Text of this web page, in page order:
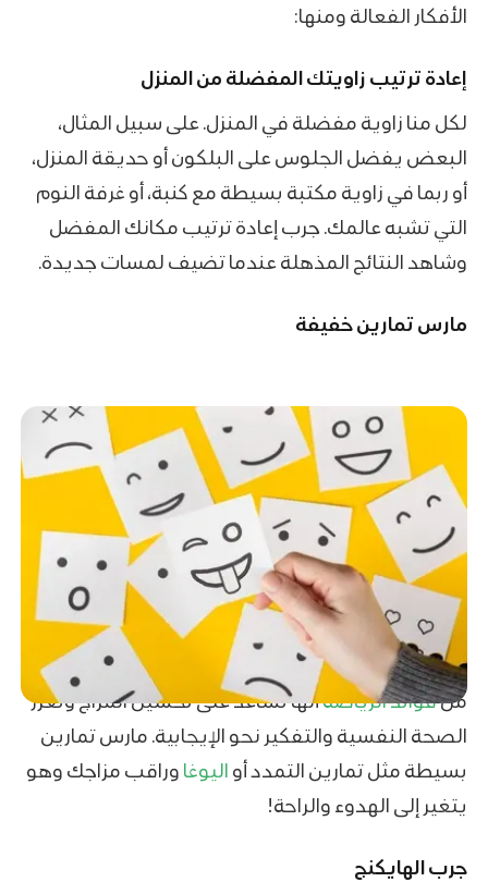
الأفكار الفعالة ومنها:
إعادة ترتيب زاويتك المفضلة من المنزل
لكل منا زاوية مفضلة في المنزل. على سبيل المثال،
البعض يفضل الجلوس على البلكون أو حديقة المنزل،
أو ربما في زاوية مكتبة بسيطة مع كنبة، أو غرفة النوم
التي تشبه عالمك. جرب إعادة ترتيب مكانك المفضل
وشاهد النتائج المذهلة عندما تضيف لمسات جديدة.
مارس تمارين خفيفة
منفوائد الرياضةأنها تساعد على تحسين المزاج وتعزز
الصحة النفسية والتفكير نحو الإيجابية. مارس تمارين
بسيطة مثل تمارين التمدد أو اليوغا وراقب مزاجك وهو
يتغير إلى الهدوء والراحة!
جرب الهايكنج